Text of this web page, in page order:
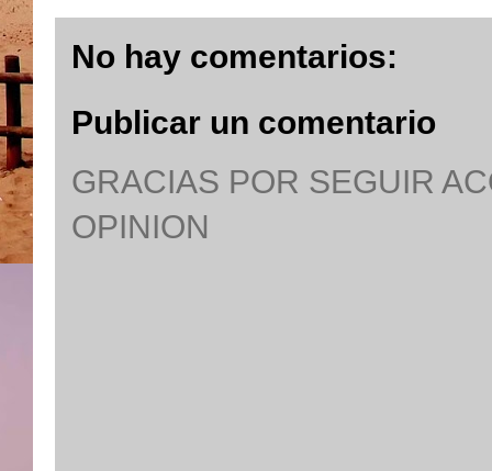
No hay comentarios:
Publicar un comentario
GRACIAS POR SEGUIR
OPINION